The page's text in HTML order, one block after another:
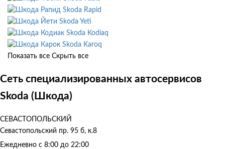
Skoda Rapid
Skoda Yeti
Skoda Kodiaq
Skoda Karoq
Показать все Скрыть все
Сеть специализированных автосервисов
Skoda (Шкода)
СЕВАСТОПОЛЬСКИЙ
Севастопольский пр. 95 б, к.8
Ежедневно с 8:00 до 22:00